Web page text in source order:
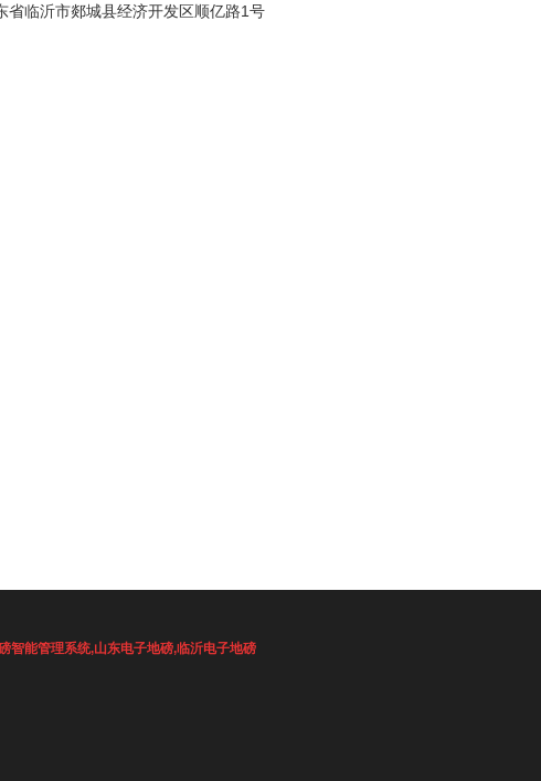
省临沂市郯城县经济开发区顺亿路1号
智能管理系统,山东电子地磅,临沂电子地磅